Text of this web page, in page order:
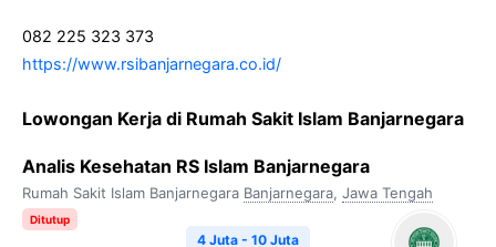
082 225 323 373
https://www.rsibanjarnegara.co.id/
Lowongan Kerja di Rumah Sakit Islam Banjarnegara
Analis Kesehatan RS Islam Banjarnegara
Rumah Sakit Islam Banjarnegara Banjarnegara, Jawa Tengah
Ditutup
4 Juta - 10 Juta